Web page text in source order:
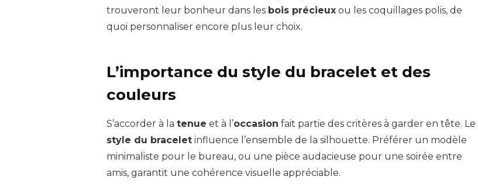
trouveront leur bonheur dans les bois précieuxou les coquillages polis, de
quoi personnaliser encore plus leur choix.
L’importance du style du bracelet et des
couleurs
S’accorder à la tenue et à l’occasion fait partie des critères à garder en tête. Le
style du braceletinfluence l’ensemble de la silhouette. Préférer un modèle
minimaliste pour le bureau, ou une pièce audacieuse pour une soirée entre
amis, garantit une cohérence visuelle appréciable.